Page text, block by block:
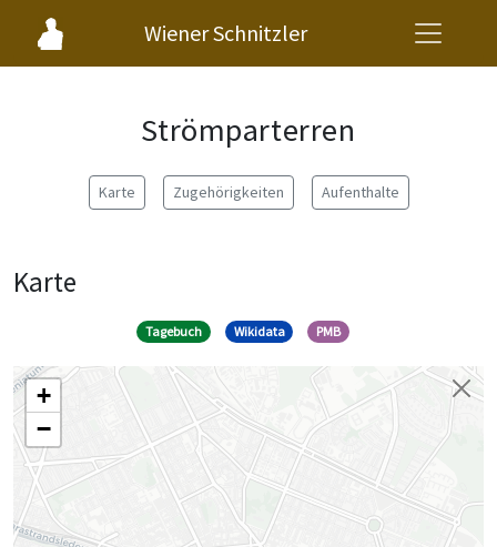
Wiener Schnitzler
Strömparterren
Karte Zugehörigkeiten Aufenthalte
Karte
Tagebuch Wikidata PMB
+
−